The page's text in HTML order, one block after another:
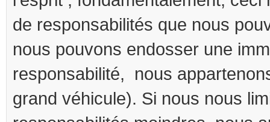
de responsabilités que nous
nous pouvons endosser une
responsabilité, nous
grand véhicule). Si nous nous